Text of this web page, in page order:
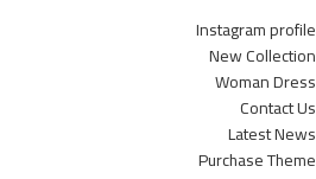
Instagram profile
New Collection
Woman Dress
Contact Us
Latest News
Purchase Theme